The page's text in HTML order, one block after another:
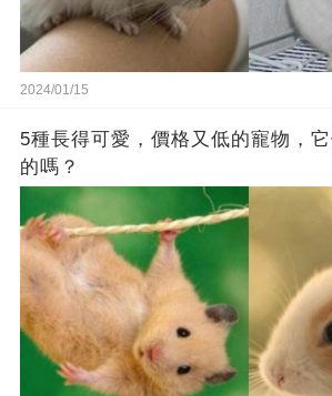
2024/01/15
5種長得可愛，價格又低的寵物，
的嗎？